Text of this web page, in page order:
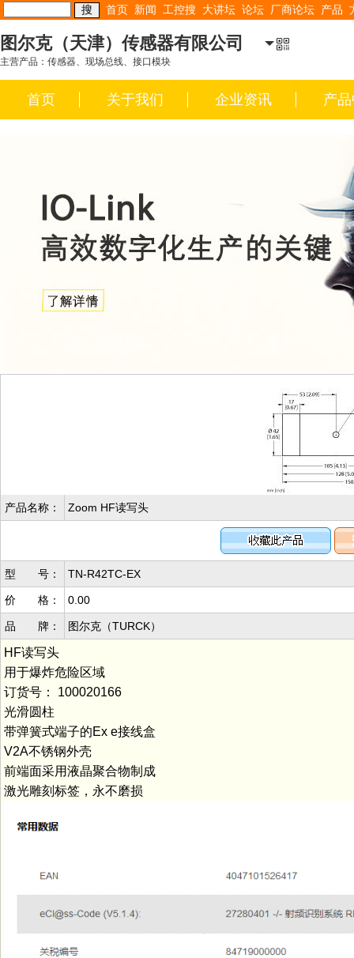
首页 新闻 工控搜 大讲坛 论坛 厂商论坛 产品
图尔克（天津）传感器有限公司
主营产品：传感器、现场总线、接口模块
首页 关于我们 企业资讯 产
产品名称： Zoom HF读写头
型 号： TN-R42TC-EX
价 格： 0.00
品 牌： 图尔克（TURCK）
HF读写头
用于爆炸危险区域
订货号： 100020166
光滑圆柱
带弹簧式端子的Ex e接线盒
V2A不锈钢外壳
前端面采用液晶聚合物制成
激光雕刻标签，永不磨损